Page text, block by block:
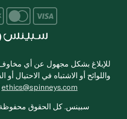
للإبلاغ بشكل مجهول عن أي مخاوف
واللوائح أو الاشتباه في الاحتيال
ethics@spinneys.com
© 2020-2026 سبينس. كل الحقوق